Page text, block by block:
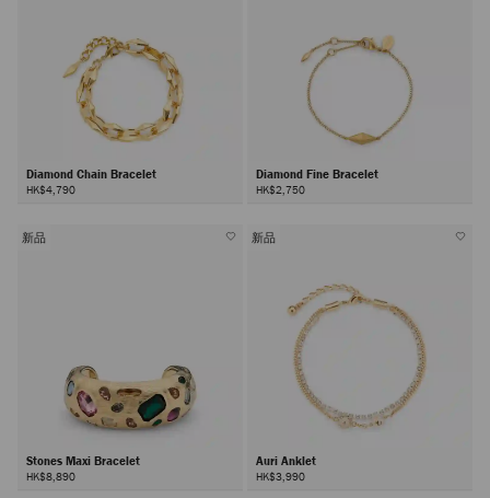
Diamond Chain Bracelet
HK$4,790
Diamond Fine Bracelet
HK$2,750
新品
Stones Maxi Bracelet
HK$8,890
新品
Auri Anklet
HK$3,990